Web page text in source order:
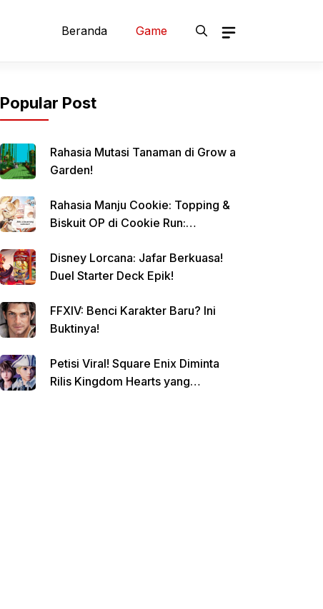
Beranda Game
Popular Post
Rahasia Mutasi Tanaman di Grow a
Garden!
Rahasia Manju Cookie: Topping &
Biskuit OP di Cookie Run:
Disney Lorcana: Jafar Berkuasa!
Duel Starter Deck Epik!
FFXIV: Benci Karakter Baru? Ini
Buktinya!
Petisi Viral! Square Enix Diminta
Rilis Kingdom Hearts yang